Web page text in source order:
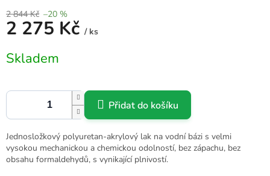
2 844 Kč –20 %
2 275 Kč / ks
cena:
Skladem
Přidat do košíku
Jednosložkový polyuretan-akrylový lak na vodní bázi s velmi
vysokou mechanickou a chemickou odolností, bez zápachu, bez
obsahu formaldehydů, s vynikající plnivostí.